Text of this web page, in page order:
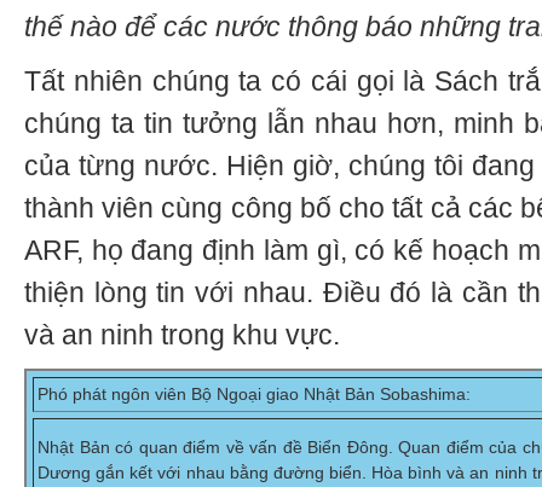
thế nào để các nước thông báo những
Tất nhiên chúng ta có cái gọi là Sách
chúng ta tin tưởng lẫn nhau hơn, minh
của từng nước. Hiện giờ, chúng tôi
thành viên cùng công bố cho tất cả các
ARF, họ đang định làm gì, có kế hoạch
thiện lòng tin với nhau. Điều đó là cần
và an ninh trong khu vực.
Phó phát ngôn viên Bộ Ngoại giao Nhật Bản Sobashima:
Nhật Bản có quan điểm về vấn đề Biển Đông. Quan điểm của
Dương gắn kết với nhau bằng đường biển. Hòa bình và an ninh